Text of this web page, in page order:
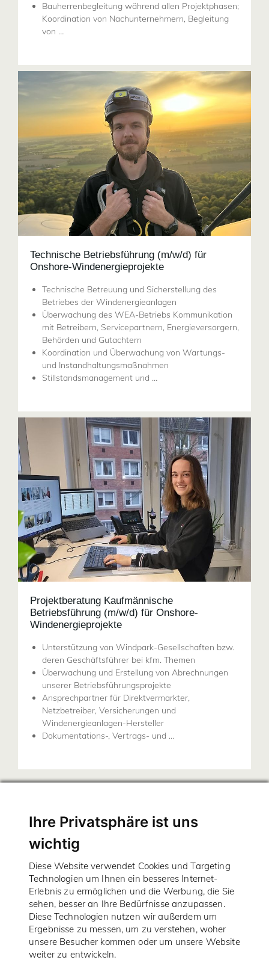
Ihre Privatsphäre ist uns
wichtig
Diese Website verwendet Cookies und Targeting
Technologien um Ihnen ein besseres Internet-
Erlebnis zu ermöglichen und die Werbung, die Sie
sehen, besser an Ihre Bedürfnisse anzupassen.
Diese Technologien nutzen wir außerdem um
Ergebnisse zu messen, um zu verstehen, woher
unsere Besucher kommen oder um unsere Website
weiter zu entwickeln.
Bauherrenbegleitung während allen Projektphasen;
Koordination von Nachunternehmern, Begleitung
von …
Technische Betriebsführung (m/w/d) für
Onshore-Windenergieprojekte
Technische Betreuung und Sicherstellung des
Betriebes der Windenergieanlagen
Überwachung des WEA-Betriebs Kommunikation
mit Betreibern, Servicepartnern, Energieversorgern,
Behörden und Gutachtern
Koordination und Überwachung von Wartungs-
und Instandhaltungsmaßnahmen
Stillstandsmanagement und …
Projektberatung Kaufmännische
Betriebsführung (m/w/d) für Onshore-
Windenergieprojekte
Unterstützung von Windpark-Gesellschaften bzw.
deren Geschäftsführer bei kfm. Themen
Überwachung und Erstellung von Abrechnungen
unserer Betriebsführungsprojekte
Ansprechpartner für Direktvermarkter,
Netzbetreiber, Versicherungen und
Windenergieanlagen-Hersteller
Dokumentations-, Vertrags- und …
BBWind Projektberatungsgesellschaft mbH
Schorlemerstraße 12-14, 48143 Münster
Telefax: 0251 4175-529
Öffnungszeiten:
Mo. - Do.: 8 - 13 Uhr; 14 - 17 Uhr
Fr.: 8 - 13 Uhr